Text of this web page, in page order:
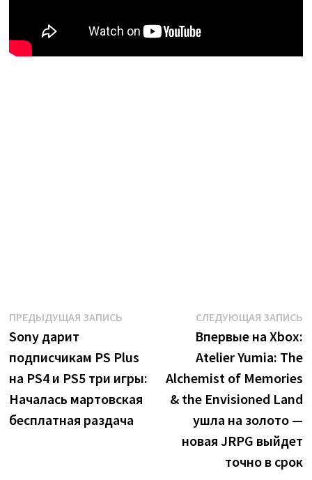
Навигация
по
записям
ПРЕДЫДУЩАЯ ЗАПИСЬПредыдущая
Sony дарит
подписчикам PS Plus
на PS4 и PS5 три игры:
Началась мартовская
бесплатная раздача
СЛЕДУЮЩАЯ ЗАПИСЬ
Впервые на Xbox:
Atelier Yumia: The
Alchemist of Memories
& the Envisioned Land
ушла на золото —
новая JRPG выйдет
точно в срок